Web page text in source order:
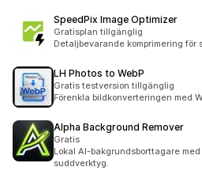
SpeedPix Image Optimizer
Gratisplan tillgänglig
Detaljbevarande komprimering för
LH Photos to WebP
Gratis testversion tillgänglig
Förenkla bildkonverteringen med
Alpha Background Remover
Gratis
Lokal AI-bakgrundsborttagare
suddverktyg.